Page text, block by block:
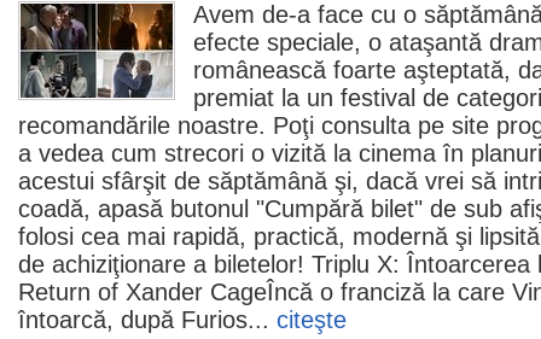
Avem de-a face cu o
efecte speciale, o ataşantă
românească foarte aşteptată,
premiat la un festival de
recomandările noastre. Poţi consulta pe site
a vedea cum strecori o vizită la cinema în
acestui sfârşit de săptămână şi, dacă vrei să
coadă, apasă butonul "Cumpără bilet" de sub
folosi cea mai rapidă, practică, modernă şi
de achiziţionare a biletelor! Triplu X: Întoarcerea
Return of Xander CageÎncă o franciză la care
întoarcă, după Furios... citeşte